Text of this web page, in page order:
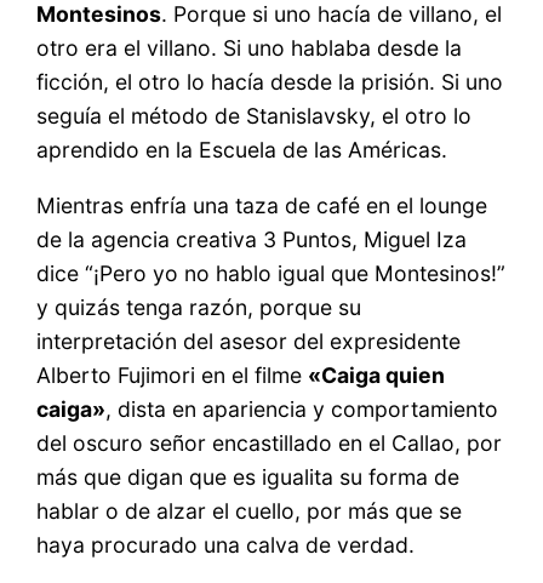
Montesinos. Porque si uno hacía de villano, el
otro era el villano. Si uno hablaba desde la
ficción, el otro lo hacía desde la prisión. Si uno
seguía el método de Stanislavsky, el otro lo
aprendido en la Escuela de las Américas.
Mientras enfría una taza de café en el lounge
de la agencia creativa 3 Puntos, Miguel Iza
dice “¡Pero yo no hablo igual que Montesinos!”
y quizás tenga razón, porque su
interpretación del asesor del expresidente
Alberto Fujimori en el filme «Caiga quien
caiga», dista en apariencia y comportamiento
del oscuro señor encastillado en el Callao, por
más que digan que es igualita su forma de
hablar o de alzar el cuello, por más que se
haya procurado una calva de verdad.